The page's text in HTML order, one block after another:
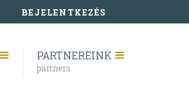
BEJELENTKEZÉS
PARTNEREINK
partners